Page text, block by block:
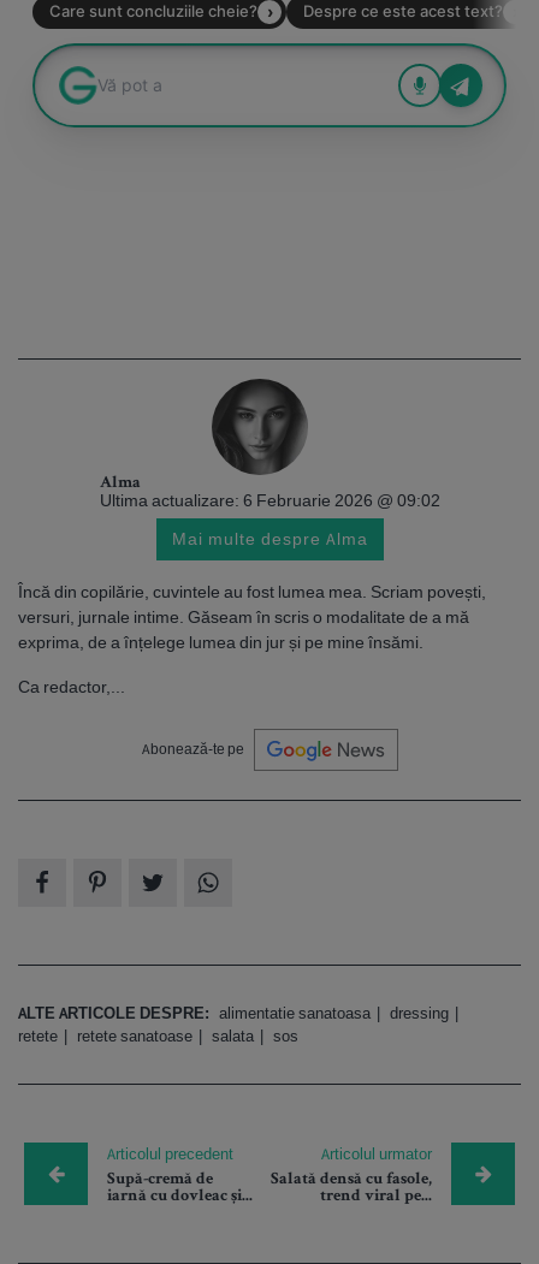
Alma
Ultima actualizare: 6 Februarie 2026 @ 09:02
Mai multe despre Alma
Încă din copilărie, cuvintele au fost lumea mea. Scriam povești,
versuri, jurnale intime. Găseam în scris o modalitate de a mă
exprima, de a înțelege lumea din jur și pe mine însămi.
Ca redactor,...
Abonează-te pe
ALTE ARTICOLE DESPRE: alimentatie sanatoasa
dressing
retete
retete sanatoase salata sos
Articolul precedent
Supă-cremă de
iarnă cu dovleac și...
Articolul urmator
Salată densă cu fasole,
trend viral pe...